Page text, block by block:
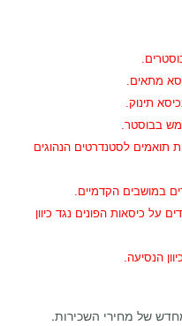
תואמים לסטנדרטים הנהוגים
במושבים הקדמיים.
ילדים על כיסאות הפונים נגד כיוון
הנסיעה.
של מחירי השכירות.